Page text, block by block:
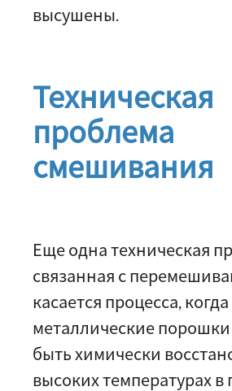
высушены.
Техническая
проблема
смешивания
Еще одна техническая
связанная с
касается процесса, когда
металлические
быть химически
высоких температурах в